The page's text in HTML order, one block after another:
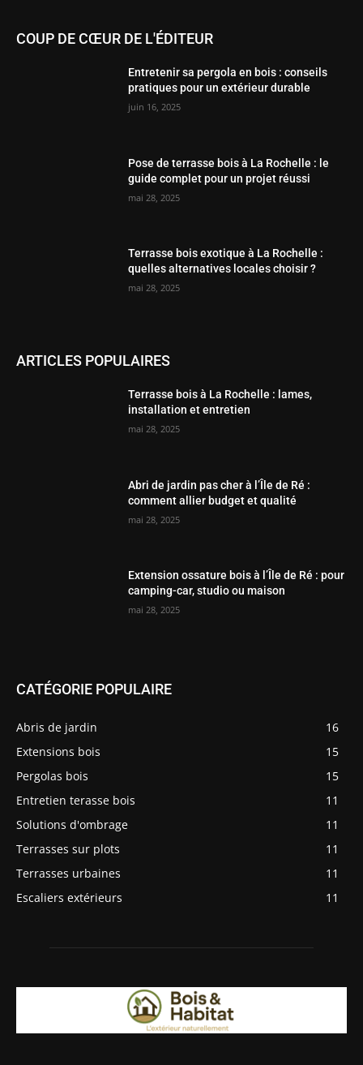
COUP DE CŒUR DE L'ÉDITEUR
Entretenir sa pergola en bois : conseils
pratiques pour un extérieur durable
juin 16, 2025
Pose de terrasse bois à La Rochelle : le
guide complet pour un projet réussi
mai 28, 2025
Terrasse bois exotique à La Rochelle :
quelles alternatives locales choisir ?
mai 28, 2025
ARTICLES POPULAIRES
Terrasse bois à La Rochelle : lames,
installation et entretien
mai 28, 2025
Abri de jardin pas cher à l’Île de Ré :
comment allier budget et qualité
mai 28, 2025
Extension ossature bois à l’Île de Ré : pour
camping-car, studio ou maison
mai 28, 2025
CATÉGORIE POPULAIRE
Abris de jardin
16
Extensions bois
15
Pergolas bois
15
Entretien terasse bois
11
Solutions d'ombrage
11
Terrasses sur plots
11
Terrasses urbaines
11
Escaliers extérieurs
11